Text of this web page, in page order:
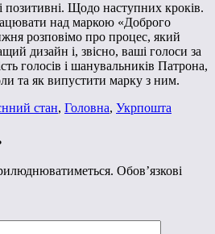
і позитивні. Щодо наступних кроків.
над маркою «Доброго
розповімо про процес, який
дизайн і, звісно, ваші голоси за
голосів і шанувальників Патрона,
та як випустити марку з ним.
стан, Головна, Укрпошта
Обов’язкові